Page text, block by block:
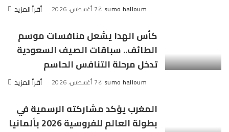
Posted
sumo halloum 7 أغسطس، 2026 أقرأ المزيد
كأس الهدا يشعل منافسات موسم
الطائف.. سباقات الصيف السعودية
تدخل مرحلة التنافس الحاسم
Posted
sumo halloum 7 أغسطس، 2026 أقرأ المزيد
المغرب يؤكد مشاركته الرسمية في
بطولة العالم للفروسية 2026 بألمانيا